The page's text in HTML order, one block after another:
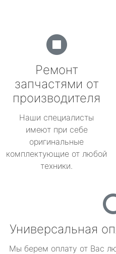
Ремонт
запчастями от
производителя
Наши специалисты
имеют при себе
оригинальные
комплектующие от любой
техники.
Универсальная
Мы берем оплату от Вас